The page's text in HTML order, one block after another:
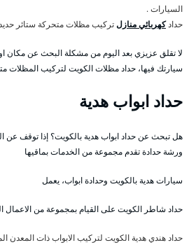
السيارات .
حدادكهربائي منازلتركيب مظلات متحركة ستائر
لا تقلق عزيزي بعد اليوم من مشكلة البحث عن مكان
سيارتك فيها، حداد مظلات الكويت لتركيب المظلات
حداد ابواب هدية
هل تبحث عن حداد ابواب هدية بالكويت؟ إذا توقف عن
ورشة حدادة تقدم مجموعة من الخدمات بماقيها
سيارات هدية بالكويت وحدادة ابواب، يعمل
حداد شاطر الكويت على القيام بمجموعة من الاعمال
حداد هندي هدية الكويت لتركيب الابواب ذات المعدن